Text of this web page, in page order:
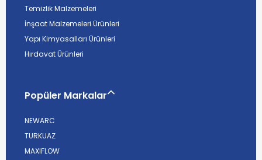
Temizlik Malzemeleri
İnşaat Malzemeleri Ürünleri
Yapı Kimyasalları Ürünleri
Hırdavat Ürünleri
Popüler Markalar
NEWARC
TURKUAZ
MAXIFLOW